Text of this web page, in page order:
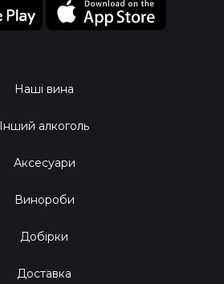
Наші вина
Інший алкоголь
Аксесуари
Винороби
Добірки
Доставка